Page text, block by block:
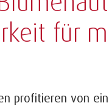
für
profitieren von